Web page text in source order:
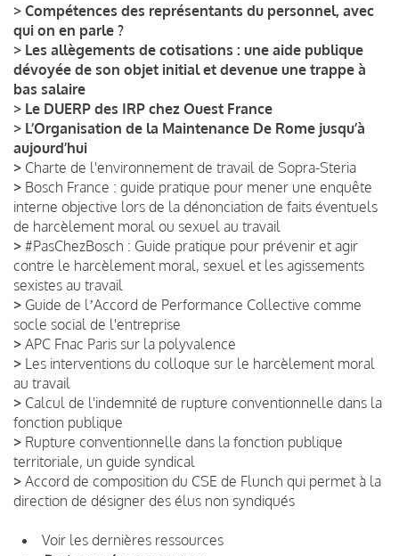
> Compétences des représentants du personnel, avec
qui on en parle ?
> Les allègements de cotisations : une aide publique
dévoyée de son objet initial et devenue une trappe à
bas salaire
> Le DUERP des IRP chez Ouest France
> L’Organisation de la Maintenance De Rome jusqu’à
aujourd’hui
> Charte de l'environnement de travail de Sopra-Steria
> Bosch France : guide pratique pour mener une enquête
interne objective lors de la dénonciation de faits éventuels
de harcèlement moral ou sexuel au travail
> #PasChezBosch : Guide pratique pour prévenir et agir
contre le harcèlement moral, sexuel et les agissements
sexistes au travail
> Guide de lʼAccord de Performance Collective comme
socle social de l'entreprise
> APC Fnac Paris sur la polyvalence
> Les interventions du colloque sur le harcèlement moral
au travail
> Calcul de l'indemnité de rupture conventionnelle dans la
fonction publique
> Rupture conventionnelle dans la fonction publique
territoriale, un guide syndical
> Accord de composition du CSE de Flunch qui permet à la
direction de désigner des élus non syndiqués
Voir les dernières ressources